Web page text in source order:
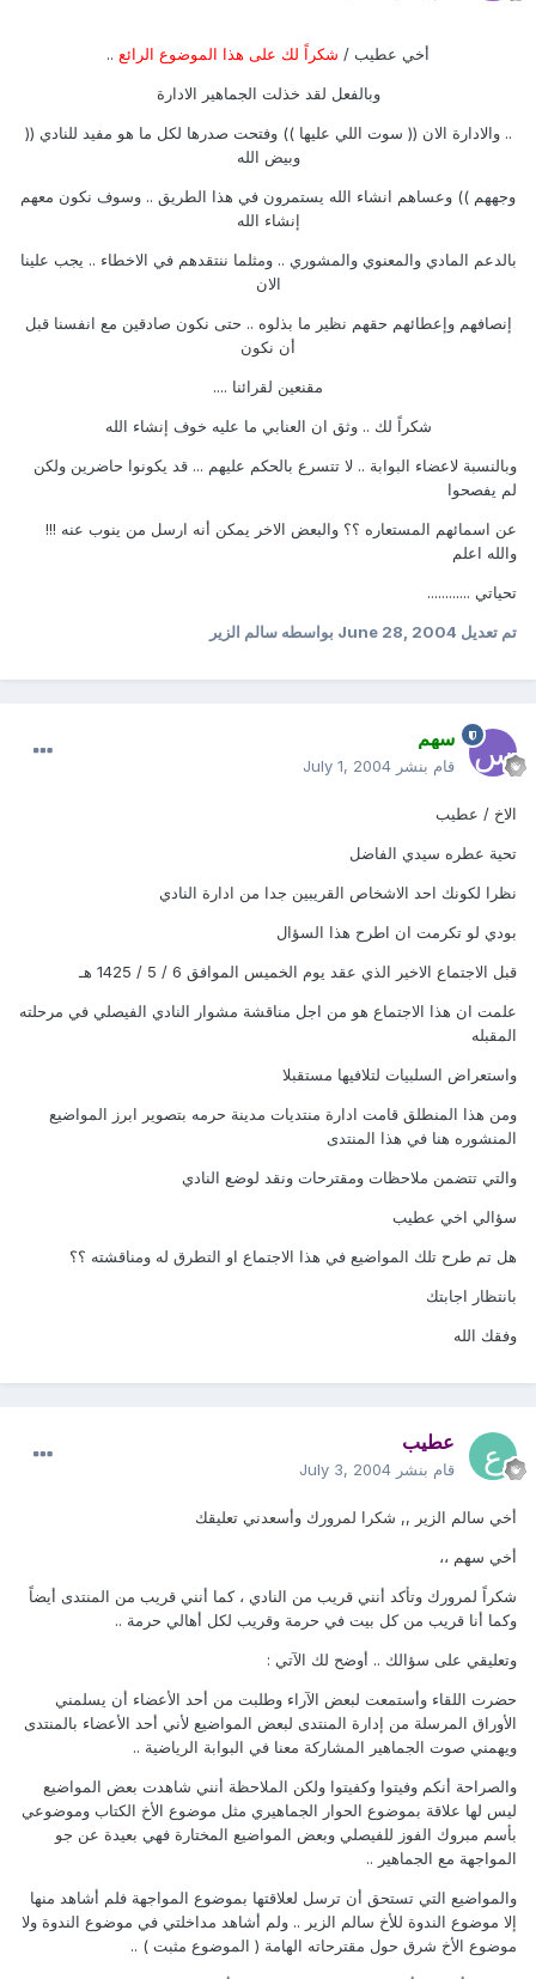
أخي عطيب /شكراً لك على هذا الموضوع الرائع..
وبالفعل لقد خذلت الجماهير الادارة
.. والادارة الان (( سوت اللي عليها )) وفتحت صدرها لكل ما هو مفيد للنادي ((
وبيض الله
وجههم )) وعساهم انشاء الله يستمرون في هذا الطريق .. وسوف نكون معهم
إنشاء الله
بالدعم المادي والمعنوي والمشوري .. ومثلما ننتقدهم في الاخطاء .. يجب علينا
الان
إنصافهم وإعطائهم حقهم نظير ما بذلوه .. حتى نكون صادقين مع انفسنا قبل
أن نكون
مقنعين لقرائنا ....
شكراً لك .. وثق ان العنابي ما عليه خوف إنشاء الله
وبالنسبة لاعضاء البوابة .. لا تتسرع بالحكم عليهم ... قد يكونوا حاضرين ولكن
لم يفصحوا
عن اسمائهم المستعاره ؟؟ والبعض الاخر يمكن أنه ارسل من ينوب عنه !!!
والله اعلم
تحياتي ............
تم تعديل June 28, 2004بواسطه سالم الزير
سهم
قام بنشر July 1, 2004
الاخ / عطيب
تحية عطره سيدي الفاضل
نظرا لكونك احد الاشخاص القريبين جدا من ادارة النادي
بودي لو تكرمت ان اطرح هذا السؤال
قبل الاجتماع الاخير الذي عقد يوم الخميس الموافق 6 / 5 / 1425 هـ
علمت ان هذا الاجتماع هو من اجل مناقشة مشوار النادي الفيصلي في مرحلته
المقبله
واستعراض السلبيات لتلافيها مستقبلا
ومن هذا المنطلق قامت ادارة منتديات مدينة حرمه بتصوير ابرز المواضيع
المنشوره هنا في هذا المنتدى
والتي تتضمن ملاحظات ومقترحات ونقد لوضع النادي
سؤالي اخي عطيب
هل تم طرح تلك المواضيع في هذا الاجتماع او التطرق له ومناقشته ؟؟
بانتظار اجابتك
وفقك الله
عطيب
قام بنشر July 3, 2004
أخي سالم الزير ,, شكرا لمرورك وأسعدني تعليقك
أخي سهم ،،
شكراً لمرورك وتأكد أنني قريب من النادي ، كما أنني قريب من المنتدى أيضاً
وكما أنا قريب من كل بيت في حرمة وقريب لكل أهالي حرمة ..
وتعليقي على سؤالك .. أوضح لك الآتي :
حضرت اللقاء وأستمعت لبعض الآراء وطلبت من أحد الأعضاء أن يسلمني
الأوراق المرسلة من إدارة المنتدى لبعض المواضيع لأني أحد الأعضاء بالمنتدى
ويهمني صوت الجماهير المشاركة معنا في البوابة الرياضية ..
والصراحة أنكم وفيتوا وكفيتوا ولكن الملاحظة أنني شاهدت بعض المواضيع
ليس لها علاقة بموضوع الحوار الجماهيري مثل موضوع الأخ الكتاب وموضوعي
بأسم مبروك الفوز للفيصلي وبعض المواضيع المختارة فهي بعيدة عن جو
المواجهة مع الجماهير ..
والمواضيع التي تستحق أن ترسل لعلاقتها بموضوع المواجهة فلم أشاهد منها
إلا موضوع الندوة للأخ سالم الزير .. ولم أشاهد مداخلتي في موضوع الندوة ولا
موضوع الأخ شرق حول مقترحاته الهامة ( الموضوع مثبت ) ..